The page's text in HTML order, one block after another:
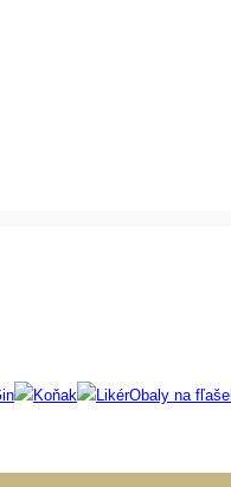
Koňak LikérObaly na fľaše